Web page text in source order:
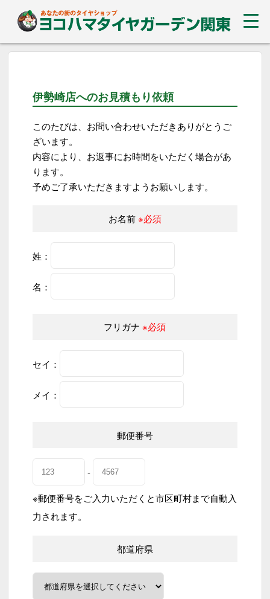
伊勢崎店へのお見積もり依頼
このたびは、お問い合わせいただきありがとうご
ざいます。
内容により、お返事にお時間をいただく場合があ
ります。
予めご了承いただきますようお願いします。
お名前※必須
姓：
名：
フリガナ ※必須
セイ：
メイ：
郵便番号
-
※郵便番号をご入力いただくと市区町村まで自動入
力されます。
都道府県